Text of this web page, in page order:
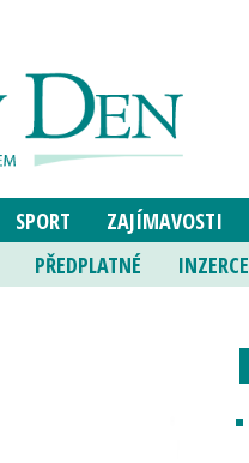
SPORT ZAJÍMAVOSTI
PŘEDPLATNÉ INZERCE